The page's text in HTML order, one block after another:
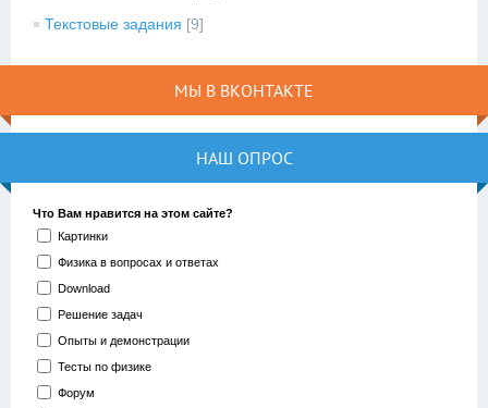
Текстовые задания [9]
МЫ В ВКОНТАКТЕ
НАШ ОПРОС
Что Вам нравится на этом сайте?
Картинки
Физика в вопросах и ответах
Download
Решение задач
Опыты и демонстрации
Тесты по физике
Форум